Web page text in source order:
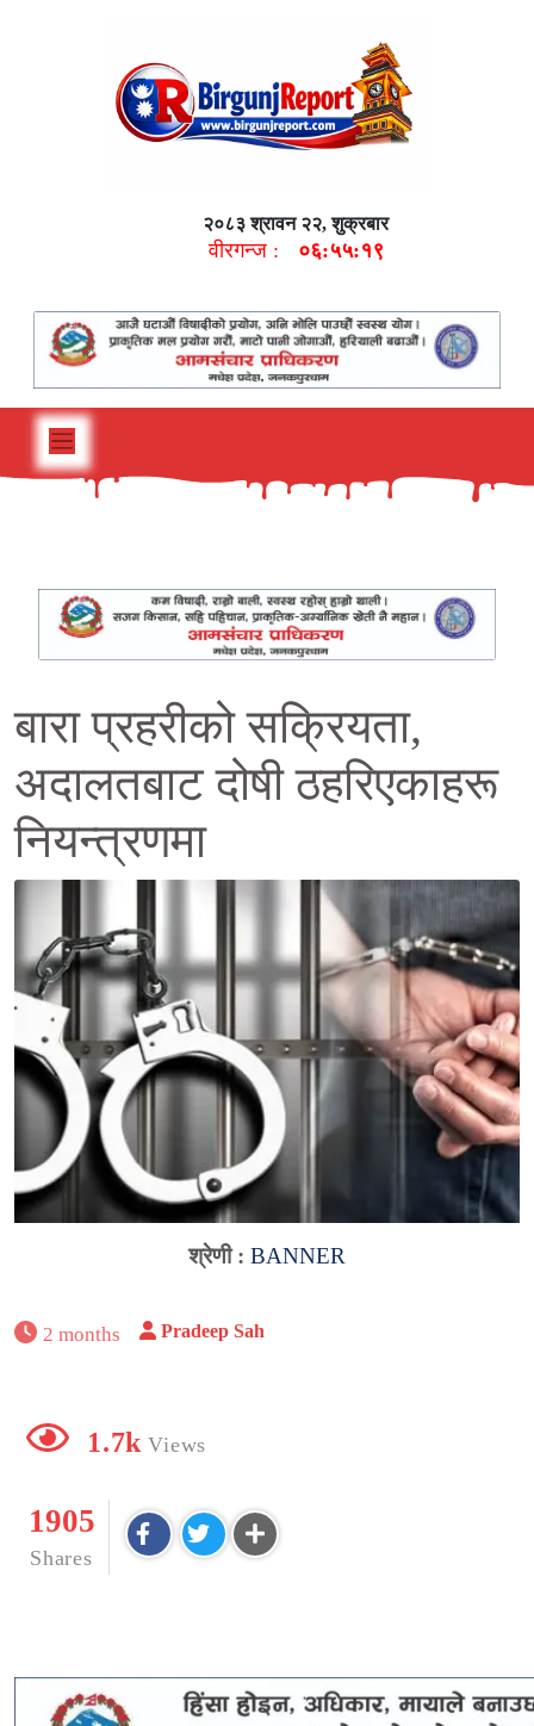
२०८३ श्रावन २२, शुक्रबार
वीरगन्ज : ०६:५५:२०
बारा प्रहरीको सक्रियता,
अदालतबाट दोषी ठहरिएकाहरू
नियन्त्रणमा
श्रेणी : BANNER
2 months Pradeep Sah
1.7k Views
1905
Shares